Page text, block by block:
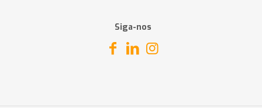
Siga-nos